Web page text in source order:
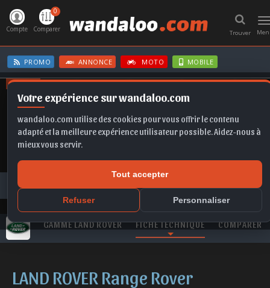
Votre expérience sur wandaloo.com
wandaloo.com utilise des cookies pour vous offrir le contenu
adapté et la meilleure expérience utilisateur possible. Aidez-nous à
mieux vous servir.
Tout accepter
Refuser Personnaliser
Trouver
Compte
0
Comparer
PROMO ANNONCE MOTO MOBILE
OFFRES
IBIZA EX2
LAND ROVER
Range Rover
LAND ROVER Range Rover 4.4 SDV8 Vogue neuve au Maroc
GAMME LAND ROVER FICHE TECHNIQUE COMPARER
LAND ROVER Range Rover